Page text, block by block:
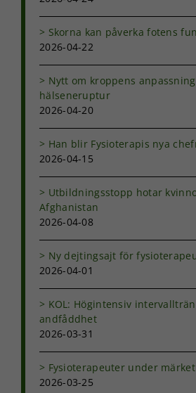
Skorna kan påverka fotens
2026-04-22
Nytt om kroppens
hälseneruptur
2026-04-20
Han blir Fysioterapis nya
2026-04-15
Utbildningsstopp hotar
Afghanistan
2026-04-08
Ny dejtingsajt för
2026-04-01
KOL: Högintensiv
andfåddhet
2026-03-31
Fysioterapeuter under märket
2026-03-25
För